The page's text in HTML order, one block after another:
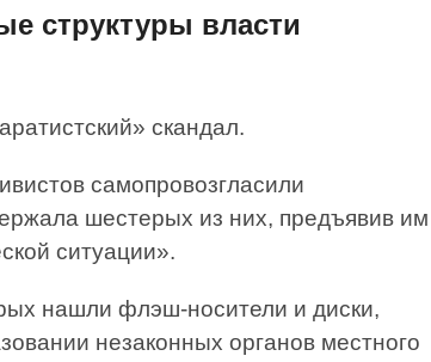
структуры власти
скандал.
самопровозгласили
шестерых из них, предъявив им
ситуации».
нашли флэш-носители и диски,
незаконных органов местного